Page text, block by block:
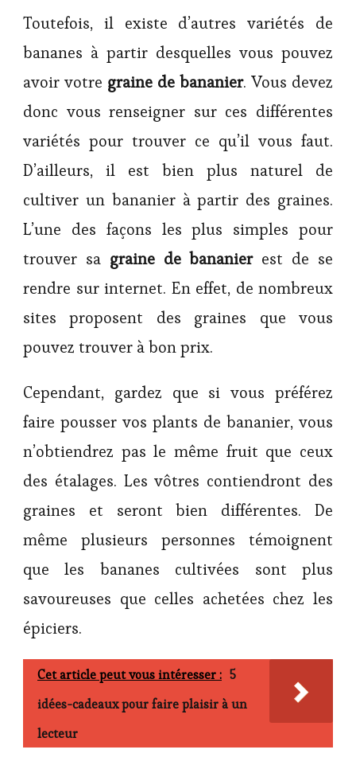
Toutefois, il existe d’autres variétés de
bananes à partir desquelles vous pouvez
avoir votre graine de bananier. Vous devez
donc vous renseigner sur ces différentes
variétés pour trouver ce qu’il vous faut.
D’ailleurs, il est bien plus naturel de
cultiver un bananier à partir des graines.
L’une des façons les plus simples pour
trouver sa graine de bananierest de se
rendre sur internet. En effet, de nombreux
sites proposent des graines que vous
pouvez trouver à bon prix.
Cependant, gardez que si vous préférez
faire pousser vos plants de bananier, vous
n’obtiendrez pas le même fruit que ceux
des étalages. Les vôtres contiendront des
graines et seront bien différentes. De
même plusieurs personnes témoignent
que les bananes cultivées sont plus
savoureuses que celles achetées chez les
épiciers.
Cet article peut vous intéresser : 5
idées-cadeaux pour faire plaisir à un
lecteur